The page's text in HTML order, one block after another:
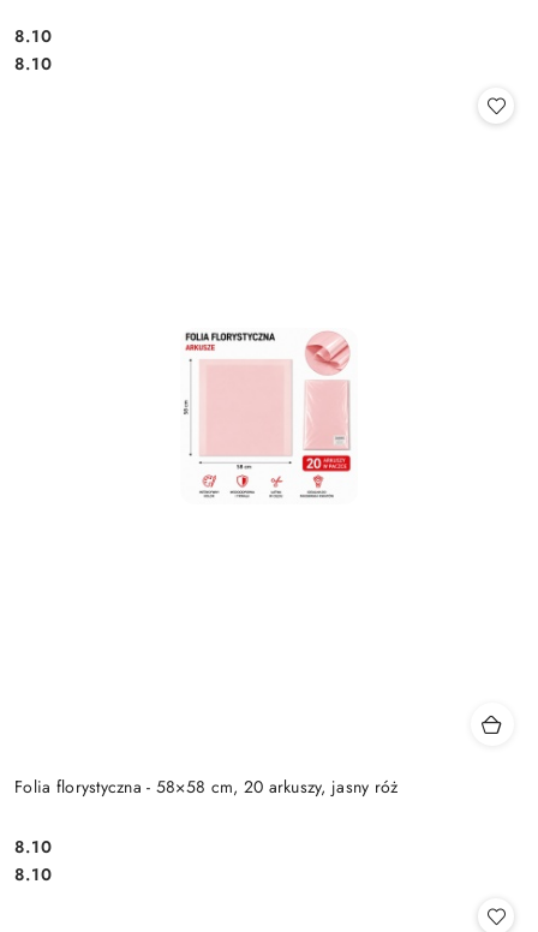
Cena:
8.10
Cena:
8.10
Folia florystyczna - 58×58 cm, 20 arkuszy, jasny róż
Cena:
8.10
Cena:
8.10